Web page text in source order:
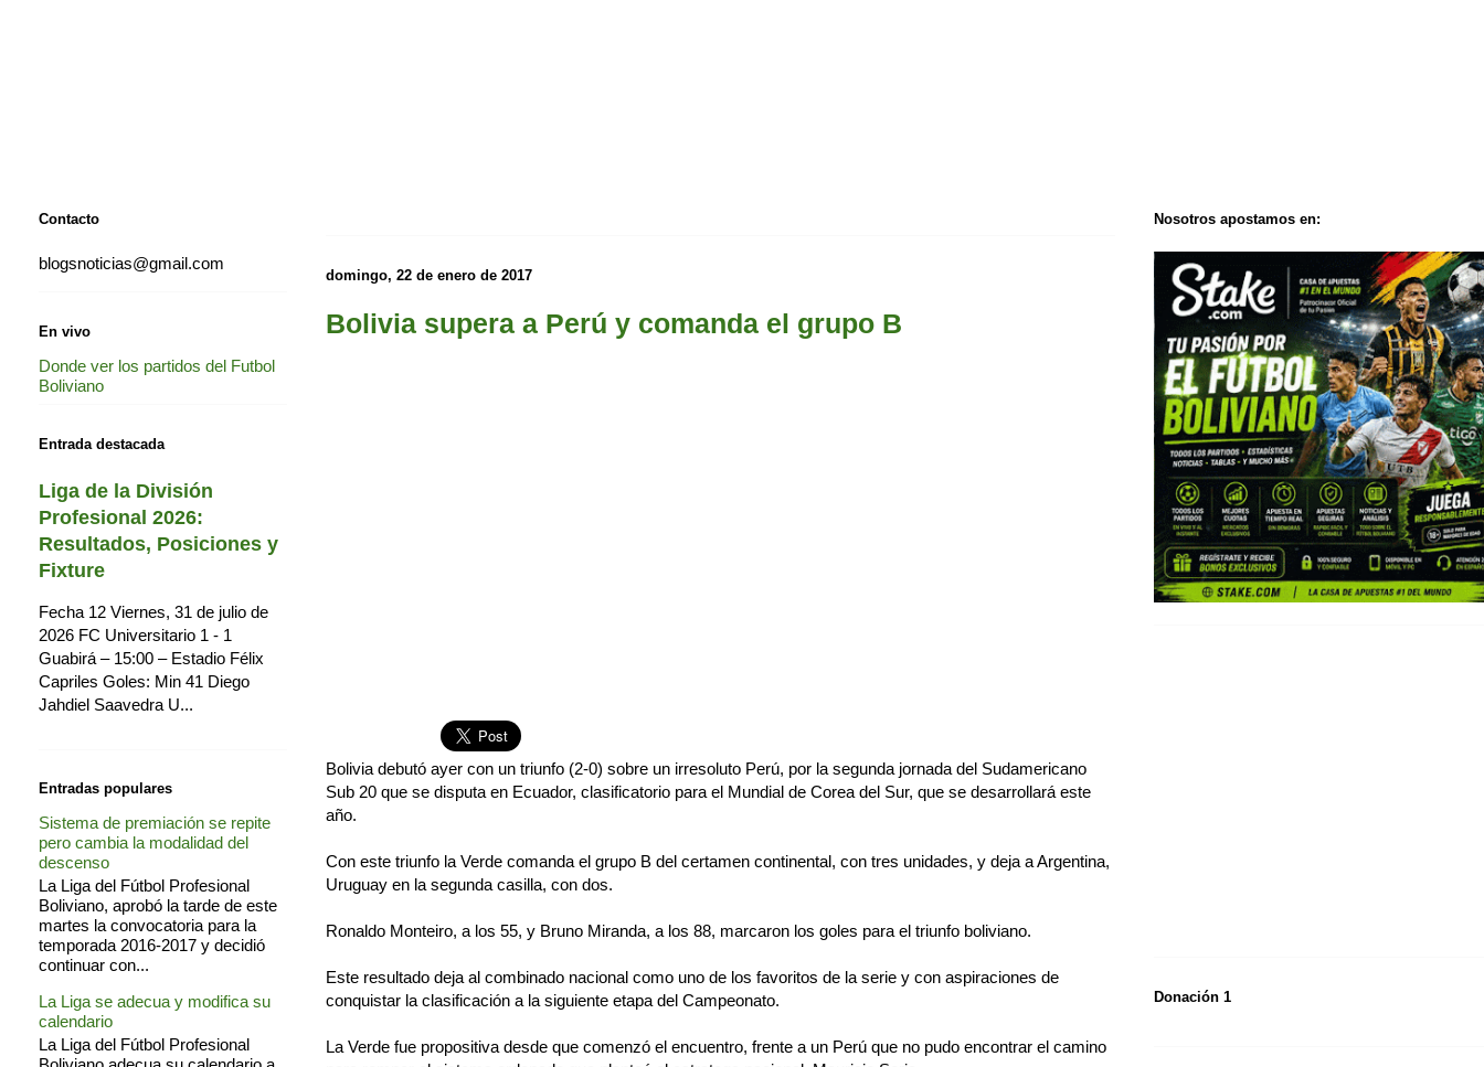
domingo, 22 de enero de 2017
Bolivia supera a Perú y comanda el grupo B
Bolivia debutó ayer con un triunfo (2-0) sobre un irresoluto Perú, por la segunda jornada del Sudamericano
Sub 20 que se disputa en Ecuador, clasificatorio para el Mundial de Corea del Sur, que se desarrollará este
año.
Con este triunfo la Verde comanda el grupo B del certamen continental, con tres unidades, y deja a Argentina,
Uruguay en la segunda casilla, con dos.
Ronaldo Monteiro, a los 55, y Bruno Miranda, a los 88, marcaron los goles para el triunfo boliviano.
Este resultado deja al combinado nacional como uno de los favoritos de la serie y con aspiraciones de
conquistar la clasificación a la siguiente etapa del Campeonato.
La Verde fue propositiva desde que comenzó el encuentro, frente a un Perú que no pudo encontrar el camino
Contacto
blogsnoticias@gmail.com
En vivo
Donde ver los partidos del Futbol
Boliviano
Entrada destacada
Liga de la División
Profesional 2026:
Resultados, Posiciones y
Fixture
Fecha 12 Viernes, 31 de julio de
2026 FC Universitario 1 - 1
Guabirá – 15:00 – Estadio Félix
Capriles Goles: Min 41 Diego
Jahdiel Saavedra U...
Entradas populares
Sistema de premiación se repite
pero cambia la modalidad del
descenso
La Liga del Fútbol Profesional
Boliviano, aprobó la tarde de este
martes la convocatoria para la
temporada 2016-2017 y decidió
continuar con...
La Liga se adecua y modifica su
calendario
La Liga del Fútbol Profesional
Nosotros apostamos en:
Donación 1